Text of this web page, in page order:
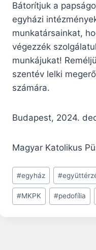
Bátorítjuk a
egyházi
munkatársainkat,
végezzék
munkájukat!
szentév lelki
számára.
Budapest, 2024.
Magyar Katolikus
Post
Tags:
#egyház #
#MKPK #pedofília